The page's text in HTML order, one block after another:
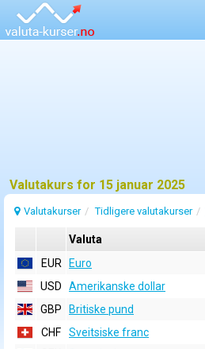
Valutakurs for 15 januar 2025
Valutakurser Tidligere valutakurser
Valuta
EUR
Euro
USD
Amerikanske dollar
GBP
Britiske pund
CHF
Sveitsiske franc